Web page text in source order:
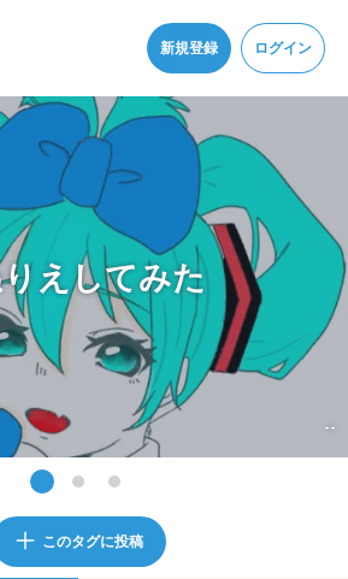
新規登録 ログイン
日付で プライパシーポリシーを改定しました。
け取るにはここをクリックします
アプリでさらに快適に！
アプリをインストール
えしてみた
--
このタグに投稿